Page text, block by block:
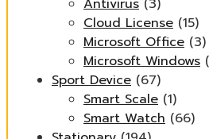
Antivirus (3)
Cloud License (15)
Microsoft Office (3)
Microsoft Windows
Sport Device (67)
Smart Scale (1)
Smart Watch (66)